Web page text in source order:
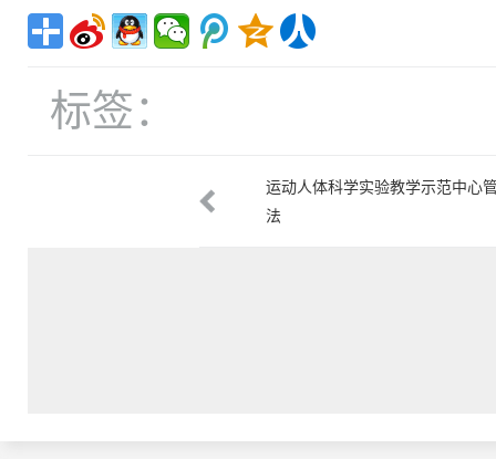
标签：
体科学实验示范中心大型仪器管
运动人体科学实验教学示范中心
法